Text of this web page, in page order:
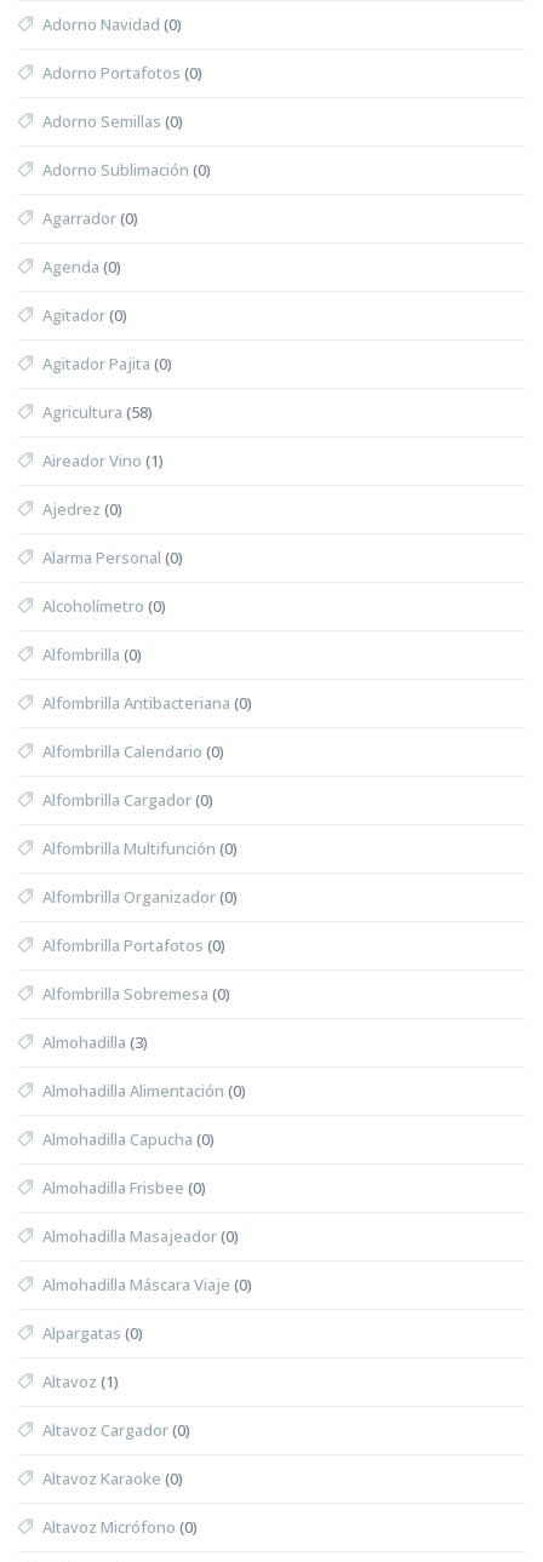
Adorno Navidad (0)
Adorno Portafotos (0)
Adorno Semillas (0)
Adorno Sublimación (0)
Agarrador(0)
Agenda (0)
Agitador(0)
Agitador Pajita (0)
Agricultura (58)
Aireador Vino (1)
Ajedrez (0)
Alarma Personal (0)
Alcoholímetro (0)
Alfombrilla (0)
Alfombrilla Antibacteriana (0)
Alfombrilla Calendario (0)
Alfombrilla Cargador(0)
Alfombrilla Multifunción (0)
Alfombrilla Organizador(0)
Alfombrilla Portafotos (0)
Alfombrilla Sobremesa (0)
Almohadilla (3)
Almohadilla Alimentación (0)
Almohadilla Capucha (0)
Almohadilla Frisbee (0)
Almohadilla Masajeador(0)
Almohadilla Máscara Viaje (0)
Alpargatas (0)
Altavoz (1)
Altavoz Cargador(0)
Altavoz Karaoke (0)
Altavoz Micrófono (0)